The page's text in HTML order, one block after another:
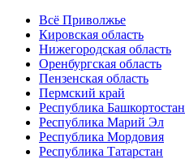
Всё Приволжье
Кировская область
Нижегородская область
Оренбургская область
Пензенская область
Пермский край
Республика Башкортостан
Республика Марий Эл
Республика Мордовия
Республика Татарстан